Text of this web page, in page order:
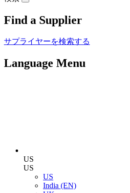
Find a Supplier
サプライヤーを検索する
Language Menu
US
US
US
India (EN)